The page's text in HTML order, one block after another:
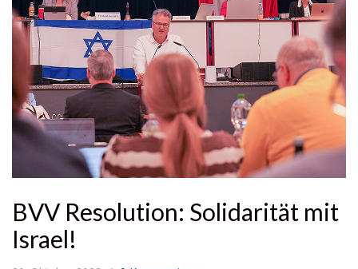
BVV Resolution: Solidarität mit
Israel!